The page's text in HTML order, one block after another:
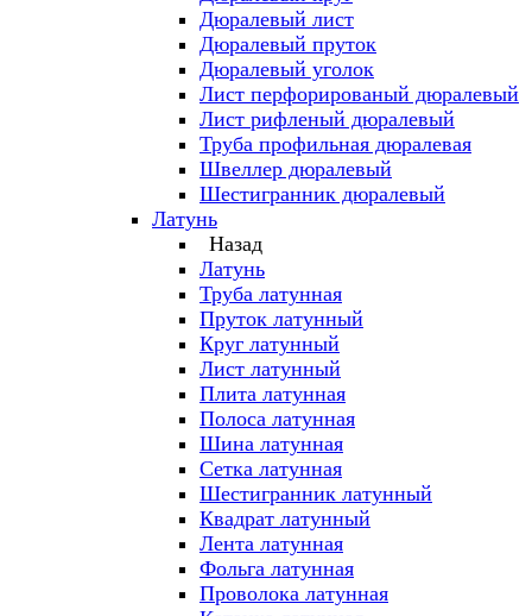
Дюралевый лист
Дюралевый пруток
Дюралевый уголок
Лист перфорированый дюралевый
Лист рифленый дюралевый
Труба профильная дюралевая
Швеллер дюралевый
Шестигранник дюралевый
Латунь
Назад
Латунь
Труба латунная
Пруток латунный
Круг латунный
Лист латунный
Плита латунная
Полоса латунная
Шина латунная
Сетка латунная
Шестигранник латунный
Квадрат латунный
Лента латунная
Фольга латунная
Проволока латунная